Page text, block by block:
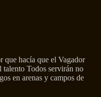
que hacía que el Vagador
Todos servirán no
en arenas y campos de